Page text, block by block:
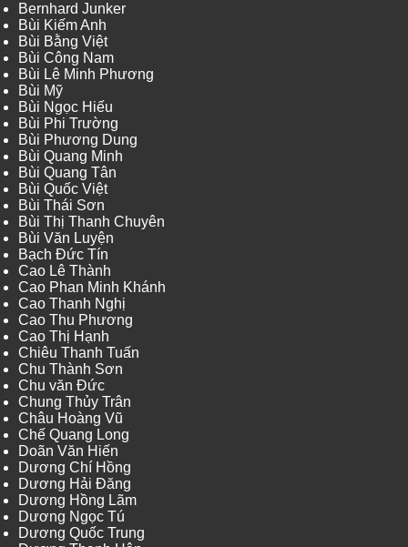
Bernhard Junker
Bùi Kiếm Anh
Bùi Bằng Việt
Bùi Công Nam
Bùi Lê Minh Phương
Bùi Mỹ
Bùi Ngọc Hiếu
Bùi Phi Trường
Bùi Phương Dung
Bùi Quang Minh
Bùi Quang Tân
Bùi Quốc Việt
Bùi Thái Sơn
Bùi Thị Thanh Chuyên
Bùi Văn Luyện
Bạch Đức Tín
Cao Lê Thành
Cao Phan Minh Khánh
Cao Thanh Nghị
Cao Thu Phương
Cao Thị Hạnh
Chiêu Thanh Tuấn
Chu Thành Sơn
Chu văn Đức
Chung Thủy Trân
Châu Hoàng Vũ
Chế Quang Long
Doãn Văn Hiến
Dương Chí Hồng
Dương Hải Đăng
Dương Hồng Lãm
Dương Ngọc Tú
Dương Quốc Trung